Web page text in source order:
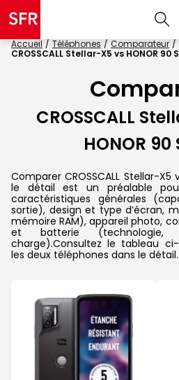
Accueil Téléphones
Comparateur
CROSSCALL Stellar-X5 vs HONOR 90
CROSSCALL
HONOR
Comparer CROSSCALL Stellar-X5
le détail est un préalable
caractéristiques générales
sortie), design et type d’écran,
mémoire RAM), appareil photo,
et batterie
charge).Consultez le tableau
les deux téléphones dans le détail.